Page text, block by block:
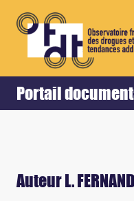
Portail
Accueil Retour
Auteur L.